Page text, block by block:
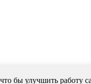
бы улучшить работу